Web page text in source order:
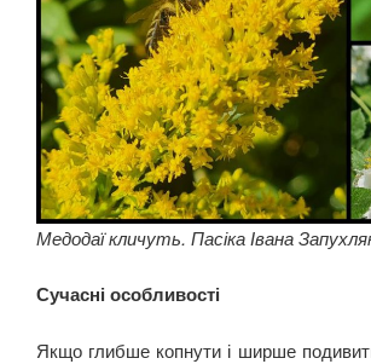
Медодаї кличуть. Пасіка Івана
Сучасні особливості
Якщо глибше копнути і ширше